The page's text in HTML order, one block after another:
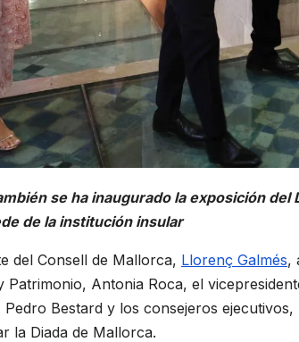
se ha inaugurado la exposición
de la institución insular
del Consell de Mallorca, Llorenç Galmés,
Patrimonio, Antonia Roca, el
Pedro Bestard y los consejeros
la Diada de Mallorca.